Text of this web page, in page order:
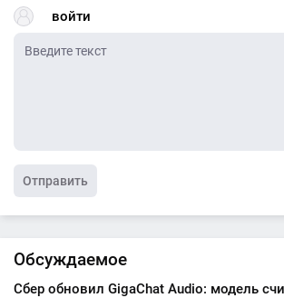
войти
Отправить
Обсуждаемое
Сбер обновил GigaChat Audio: модель